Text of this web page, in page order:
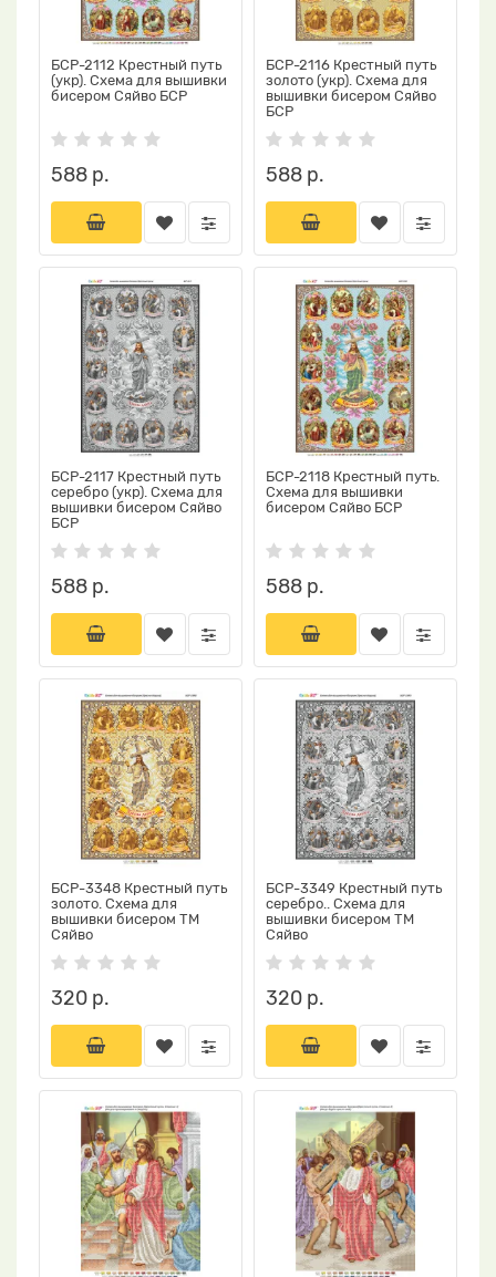
БСР-2112 Крестный путь
(укр). Схема для вышивки
бисером Сяйво БСР
588 р.
БСР-2116 Крестный путь
золото (укр). Схема для
вышивки бисером Сяйво
БСР
588 р.
БСР-2117 Крестный путь
серебро (укр). Схема для
вышивки бисером Сяйво
БСР
588 р.
БСР-2118 Крестный путь.
Схема для вышивки
бисером Сяйво БСР
588 р.
БСР-3348 Крестный путь
золото. Схема для
вышивки бисером ТМ
Сяйво
320 р.
БСР-3349 Крестный путь
серебро.. Схема для
вышивки бисером ТМ
Сяйво
320 р.